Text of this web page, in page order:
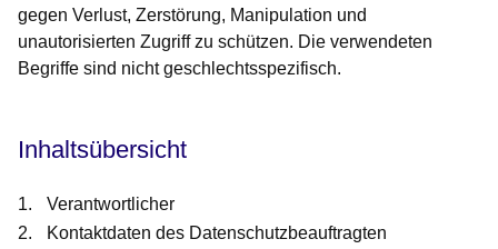
gegen Verlust, Zerstörung, Manipulation und
unautorisierten Zugriff zu schützen. Die verwendeten
Begriffe sind nicht geschlechtsspezifisch.
Inhaltsübersicht
Verantwortlicher
Kontaktdaten des Datenschutzbeauftragten